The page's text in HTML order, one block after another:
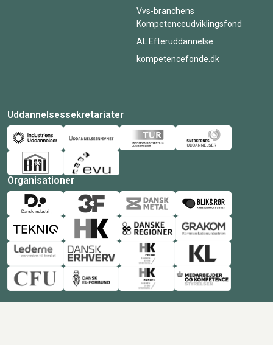
Vvs-branchens
Kompetenceudviklingsfond
AL Efteruddannelse
kompetencefonde.dk
Uddannelsessekretariater
Organisationer